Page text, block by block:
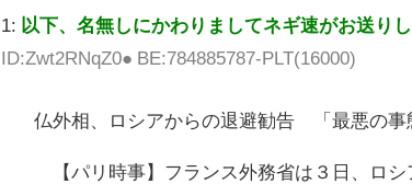
1: 以下、名無しにかわりましてネギ速がお送り
ID:Zwt2RNqZ0● BE:784885787-PLT(16000)
仏外相、ロシアからの退避勧告 「最悪の事
【パリ時事】フランス外務省は３日、ロシ